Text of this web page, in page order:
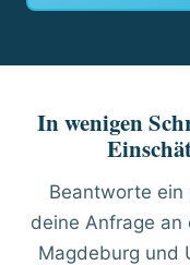
In wenigen
Beantworte ein
deine Anfrage an
Magdeburg und